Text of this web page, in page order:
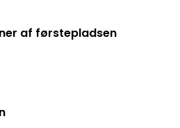
af førstepladsen